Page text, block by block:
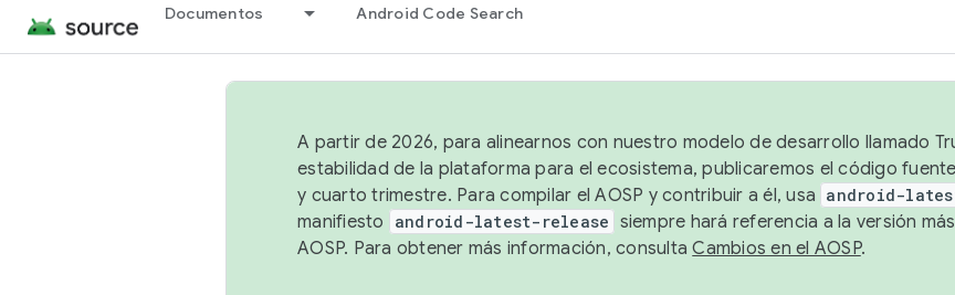
Documentos Android Code Search
A partir de 2026, para alinearnos con nuestro modelo de desarrollo llamado
estabilidad de la plataforma para el ecosistema, publicaremos el código
y cuarto trimestre. Para compilar el AOSP y contribuir a él, usa android-
manifiesto
android-latest-release siempre hará referencia a la versión
AOSP. Para obtener más información, consultaCambios en el AOSP.